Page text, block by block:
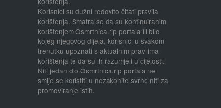
Korisnici su dužni redovito čitati pravila
korištenja. Smatra se da su kontinuiranim
korištenjem Osmrtnica.rip portala ili bilo
kojeg njegovog dijela, korisnici u svakom
trenutku upoznati s aktualnim pravilima
korištenja te da su ih razumjeli u cijelosti.
Niti jedan dio Osmrtnica.rip portala ne
smije se koristiti u nezakonite svrhe niti za
promoviranje istih.